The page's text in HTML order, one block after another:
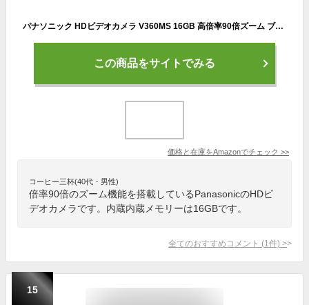
パナソニック HDビデオカメラ V360MS 16GB 高倍率90倍ズーム ブラック HC-V360MS-K
この商品をサイトでみる
価格と在庫をAmazonでチェック >>
コーヒー三杯(40代・男性)
倍率90倍のズーム機能を搭載しているPanasonicのHDビ
デオカメラです。内蔵内蔵メモリーは16GBです。
全てのおすすめコメント (1 件) >
15